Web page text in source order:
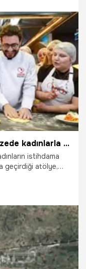
ruhu oldukça, bu
daha yüzyıllarca bu
Ünlü Şef Danilo Zanna depremzede kadınlarla aynı mutfakta buluştu
istihdama
geçirdiği atölye,
Kerem Bilginer, Ayaz
mutfak
sertifikaları